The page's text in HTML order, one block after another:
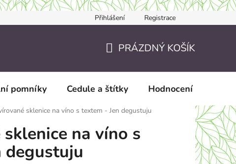
JAK TO DĚLÁME? Doručení a zaslání
Přihlášení Registrace
KOŠÍK
PRÁZDNÝ KOŠÍK
pomníky Cedule a štítky Hodnocení obchodu
sklenice na víno s textem - Jen degustuju
na víno s
degustuju